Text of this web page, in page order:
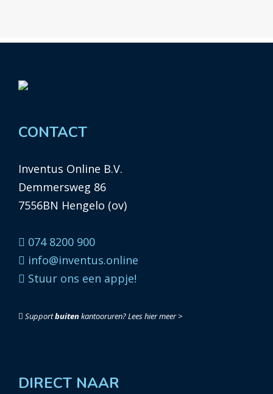
CONTACT
Inventus Online B.V.
Demmersweg 86
7556BN Hengelo (ov)
074 8200 900
info@inventus.online
Stuur ons een appje!
Supportbuitenkantooruren?Lees hier meer >
DIRECT NAAR